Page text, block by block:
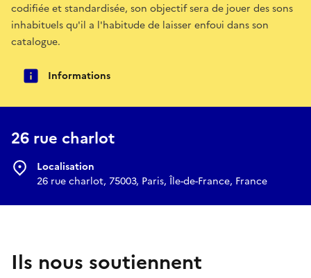
codifiée et standardisée, son objectif sera de jouer des sons
inhabituels qu'il a l'habitude de laisser enfoui dans son
catalogue.
Informations
26 rue charlot
Localisation
26 rue charlot, 75003, Paris, Île-de-France, France
Ils nous soutiennent